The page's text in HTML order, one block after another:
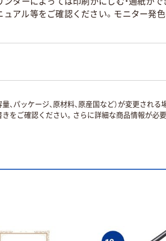
アル等をご確認ください。モニター発
パッケージ、原材料、原産国など）が変更され
ご確認ください。さらに詳細な商品情報が必